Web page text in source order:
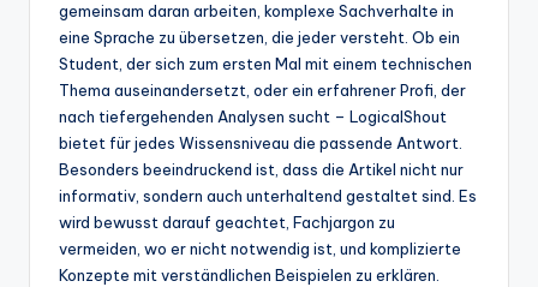
gemeinsam daran arbeiten, komplexe Sachverhalte in
eine Sprache zu übersetzen, die jeder versteht. Ob ein
Student, der sich zum ersten Mal mit einem technischen
Thema auseinandersetzt, oder ein erfahrener Profi, der
nach tiefergehenden Analysen sucht – LogicalShout
bietet für jedes Wissensniveau die passende Antwort.
Besonders beeindruckend ist, dass die Artikel nicht nur
informativ, sondern auch unterhaltend gestaltet sind. Es
wird bewusst darauf geachtet, Fachjargon zu
vermeiden, wo er nicht notwendig ist, und komplizierte
Konzepte mit verständlichen Beispielen zu erklären.